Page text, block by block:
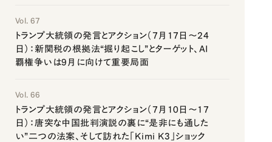
Vol. 67
トランプ大統領の発言とアクション（7月17日～24
日）：新関税の根拠法“掘り起こし”とターゲット、AI
覇権争いは9月に向けて重要局面
Vol. 66
トランプ大統領の発言とアクション（7月10日～17
日）：唐突な中国批判演説の裏に“是非にも通した
い”二つの法案、そして訪れた「Kimi K3」ショック